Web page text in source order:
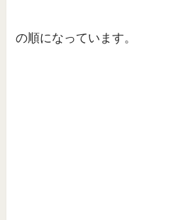
の順になっています。